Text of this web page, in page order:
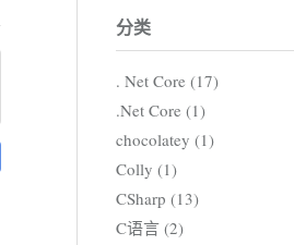
分类
. Net Core (17)
.Net Core (1)
chocolatey (1)
Colly (1)
CSharp (13)
C语言 (2)